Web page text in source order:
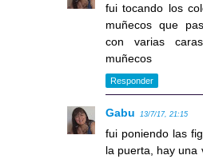
fui tocando los
muñecos que
con varias
muñecos
Responder
Gabu 13/7/17, 21:15
fui poniendo las
la puerta, hay una